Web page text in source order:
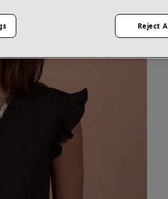
Reject All